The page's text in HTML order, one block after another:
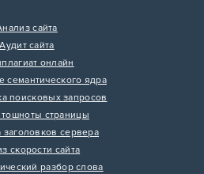
сайта
Аудит сайта
онлайн
семантического ядра
поисковых запросов
страницы
сервера
скорости сайта
разбор слова